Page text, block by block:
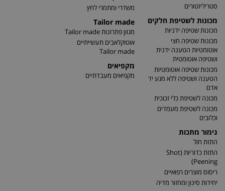
סטריליזטורים
מכונות לשטיפת חלקים
מכונות שטיפה ידניות
מכונות שטיפה חצי
אוטומטיות הטענה ידנית
ושטיפה אוטומטית
מכונות שטיפה אוטומטיות
הטענה ושטיפה ללא מגע יד
אדם
מכונה לשטיפת כלי זכוכית
מכונה לשטיפת מעמדים
וכלובים
גימור מתכות
התזת חול
התזת כדוריות (Shot
Peening)
ריסוס מוצרים רפואיים
יחידות סינון ומחזור מדיה
משדרי ומתמרי לחץ
Tailor made
מגוון פתרונות Tailor made
אוטוקלאבים תעשייתיים
Tailor made
מקפיאים
מקפיאים מעבדתיים